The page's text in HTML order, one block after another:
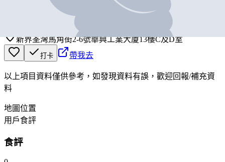
HONG KONG ABALONE FACTORY LIMITED
新界荃灣馬角街2-6號華興工業大廈13樓C及D室
打卡 帶我去
以上項目資料僅供參考，如發現資料有誤，歡迎回報/補充資
料
地圖位置
用戶食評
食評